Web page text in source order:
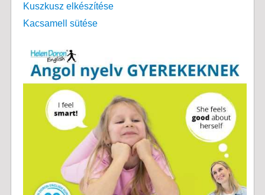
Kuszkusz elkészítése
Kacsamell sütése